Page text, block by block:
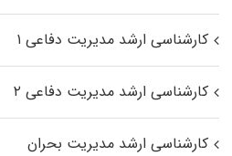
کارشناسی ارشد مدیریت دفاعی ۱
کارشناسی ارشد مدیریت دفاعی ۲
کارشناسی ارشد مدیریت بحران